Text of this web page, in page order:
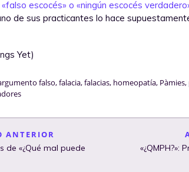
escocés» o «ningún escocés
de sus practicantes lo hace
Yet)
falso,falacia,falacias, homeopatía, Pàmies,
ANTERIOR
de «¿Qué mal puede
«¿QMPH?»: